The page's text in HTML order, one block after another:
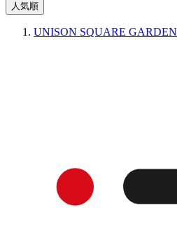
人気順
UNISON SQUARE GARDEN